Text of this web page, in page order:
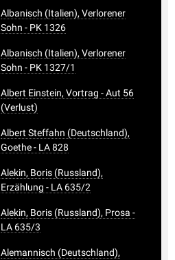
Albanisch (Italien), Verlorener
Sohn - PK 1326
Albanisch (Italien), Verlorener
Sohn - PK 1327/1
Albert Einstein, Vortrag - Aut 56
(Verlust)
Albert Steffahn (Deutschland),
Goethe - LA 828
Alekin, Boris (Russland),
Erzählung - LA 635/2
Alekin, Boris (Russland), Prosa -
LA 635/3
Alemannisch (Deutschland),